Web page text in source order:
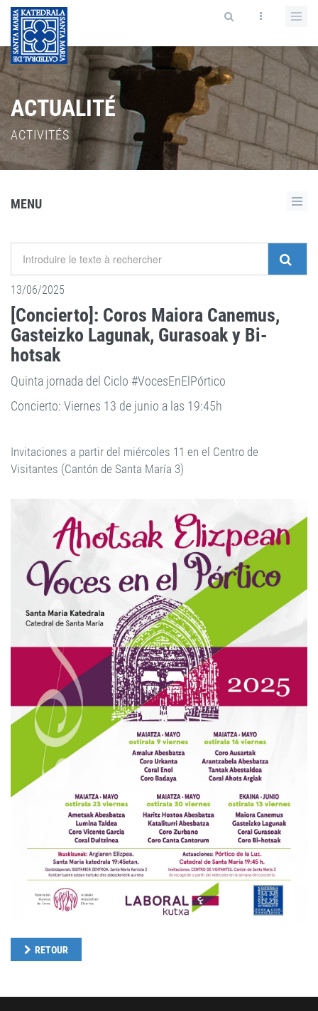
ACTUALITÉ
ACTIVITÉS
MENU
13/06/2025
[Concierto]: Coros Maiora Canemus,
Gasteizko Lagunak, Gurasoak y Bi-
hotsak
Quinta jornada del Ciclo #VocesEnElPórtico
Concierto: Viernes 13 de junio a las 19:45h
Invitaciones a partir del miércoles 11 en el Centro de
Visitantes (Cantón de Santa María 3)
RETOUR